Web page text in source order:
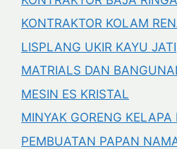
KONTRAKTOR KOLAM
LISPLANG UKIR KAYU JATI
MATRIALS DAN
MESIN ES KRISTAL
MINYAK GORENG KELAPA
PEMBUATAN PAPAN